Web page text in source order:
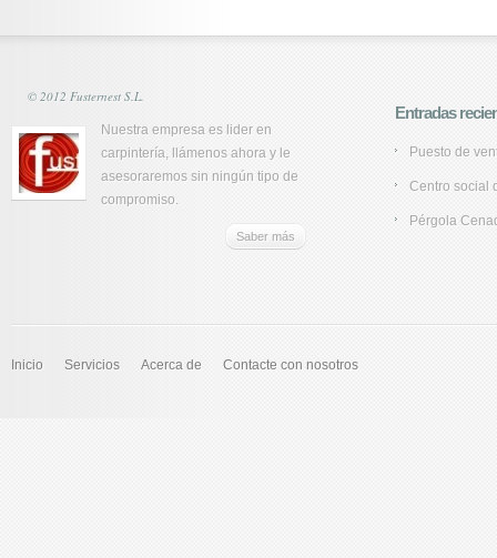
© 2012 Fusternest S.L.
Nuestra empresa es lider en
carpintería, llámenos ahora y le
asesoraremos sin ningún tipo de
compromiso.
Saber más
Entradas
Puesto de
Centro social
Pérgola
Inicio Servicios Acerca de Contacte con nosotros